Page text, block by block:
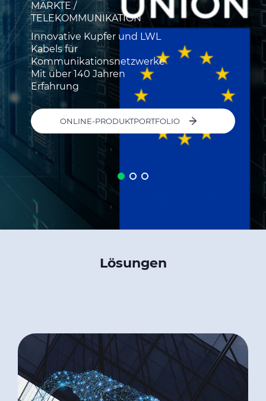
MÄRKTE /
TELEKOMMUNIKATION
Innovative Kupfer und LWL
Kabels für
Kommunikationsnetzwerke
Mit über 140 Jahren
Erfahrung
ONLINE-PRODUKTPORTFOLIO
Lösungen